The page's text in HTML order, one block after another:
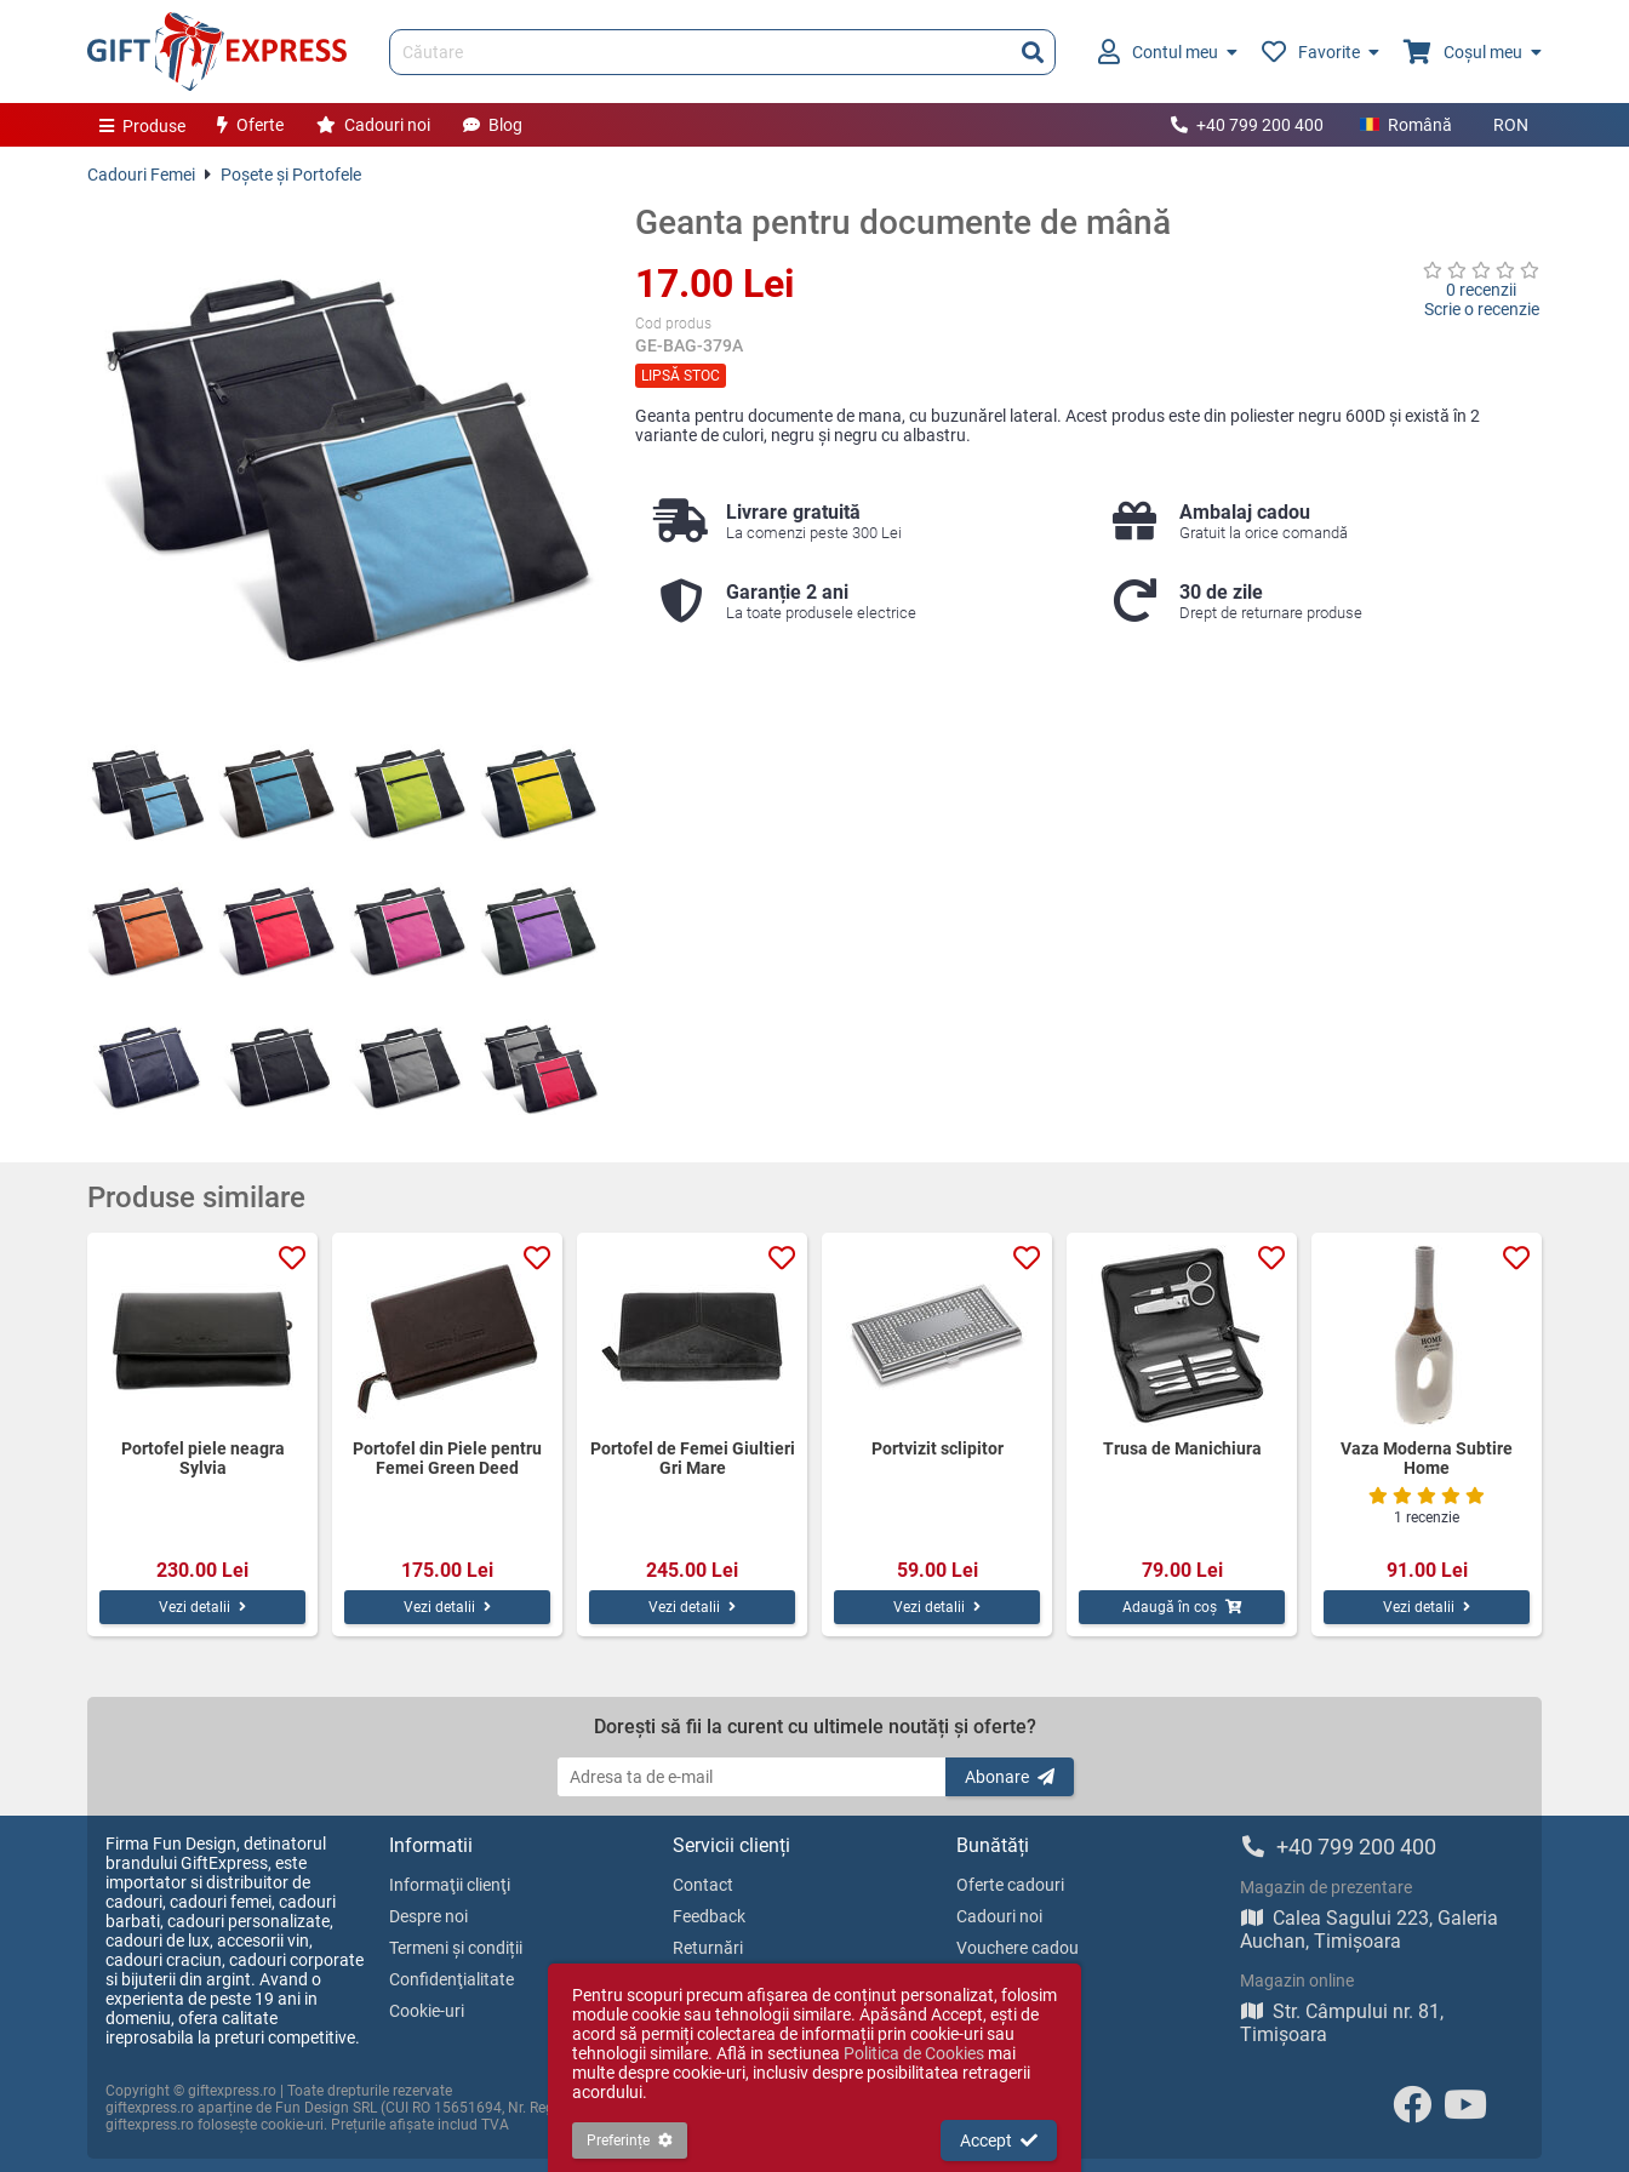
Contul meu Favorite Coșul meu
Produse Oferte Cadouri noi Blog +40 799 200 400 Română RON
Cadouri Femei Poşete şi Portofele
Geanta pentru documente de mână
17.00 Lei
Cod produs
GE-BAG-379A
LIPSĂ STOC
0 recenzii
Scrie o recenzie
Geanta pentru documente de mana, cu buzunărel lateral. Acest produs este din poliester negru 600D şi există în 2
variante de culori, negru şi negru cu albastru.
Livrare gratuită
La comenzi peste 300 Lei
Ambalaj cadou
Gratuit la orice comandă
Garanție 2 ani
La toate produsele electrice
30 de zile
Drept de returnare produse
Produse similare
Portofel piele neagra
Sylvia
230.00 Lei
Vezi detalii
Portofel din Piele pentru
Femei Green Deed
175.00 Lei
Vezi detalii
Portofel de Femei Giultieri
Gri Mare
245.00 Lei
Vezi detalii
Portvizit sclipitor
59.00 Lei
Vezi detalii
Trusa de Manichiura
79.00 Lei
Adaugă în coș
Vaza Moderna Subtire
Home
1 recenzie
91.00 Lei
Vezi detalii
Dorești să fii la curent cu ultimele noutăți și oferte?
Abonare
Firma Fun Design, detinatorul
brandului GiftExpress, este
importator si distribuitor de
cadouri, cadouri femei, cadouri
barbati, cadouri personalizate,
cadouri de lux, accesorii vin,
cadouri craciun, cadouri corporate
si bijuterii din argint. Avand o
experienta de peste 19 ani in
domeniu, ofera calitate
ireprosabila la preturi competitive.
Informatii
Informaţii clienţi
Despre noi
Termeni și condiții
Confidenţialitate
Cookie-uri
Servicii clienți
Contact
Feedback
Returnări
ANPC
Bunătăți
Oferte cadouri
Cadouri noi
Vouchere cadou
+40 799 200 400
Magazin de prezentare
Calea Sagului 223, Galeria
Auchan, Timișoara
Magazin online
Str. Câmpului nr. 81,
Timișoara
Copyright © giftexpress.ro | Toate drepturile rezervate
giftexpress.ro aparține de Fun Design SRL (CUI RO 15651694, Nr. Reg. Com. J35/1813/2003).
giftexpress.ro folosește cookie-uri. Prețurile afișate includ TVA
Pentru scopuri precum afișarea de conținut personalizat, folosim
module cookie sau tehnologii similare. Apăsând Accept, ești de
acord să permiți colectarea de informații prin cookie-uri sau
tehnologii similare. Află in sectiunea Politica de Cookies mai
multe despre cookie-uri, inclusiv despre posibilitatea retragerii
acordului.
Preferințe Accept